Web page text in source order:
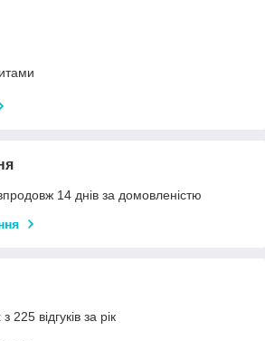
14 днів за домовленістю
225 відгуків за рік